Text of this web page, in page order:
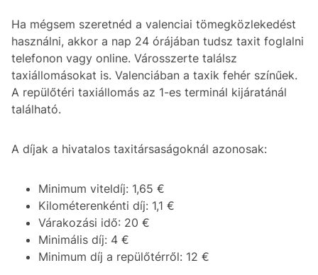
Ha mégsem szeretnéd a valenciai tömegközlekedést
használni, akkor a nap 24 órájában tudsz taxit foglalni
telefonon vagy online. Városszerte találsz
taxiállomásokat is. Valenciában a taxik fehér színűek.
A repülőtéri taxiállomás az 1-es terminál kijáratánál
található.
A díjak a hivatalos taxitársaságoknál azonosak:
Minimum viteldíj: 1,65 €
Kilométerenkénti díj: 1,1 €
Várakozási idő: 20 €
Minimális díj: 4 €
Minimum díj a repülőtérről: 12 €